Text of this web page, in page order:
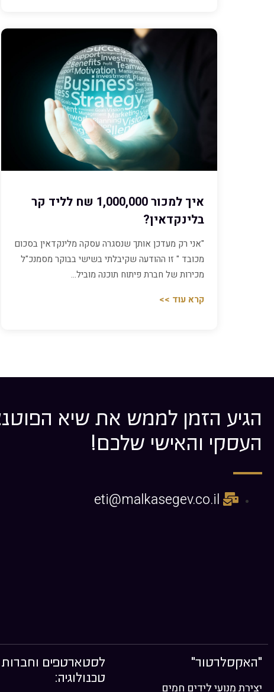
איך למכור 1,000,000 שח לליד קר
בלינקדאין?
"אני רק מעדכן אותך שנסגרה עסקה מלינקדאין בסכום
מכובד " זו ההודעה שקיבלתי בשישי בבוקר מסמנכ"ל
מכירות של חברת פיתוח תוכנה מוביל…
קרא עוד >>
הגיע הזמן לממש את שיא
העסקי והאישי שלכם!
eti@malkasegev.co.il
"האקסלרטור"
יצירת מנועי לידים חמים
לסטארטפים וחברות
טכנולוגיה: